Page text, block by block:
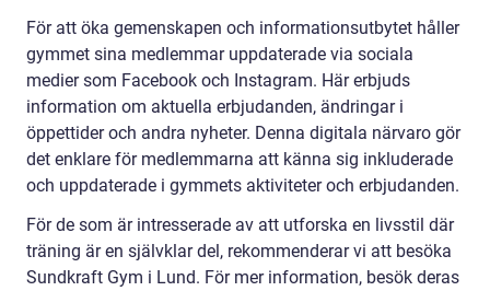
För att öka gemenskapen och informationsutbytet håller
gymmet sina medlemmar uppdaterade via sociala
medier som Facebook och Instagram. Här erbjuds
information om aktuella erbjudanden, ändringar i
öppettider och andra nyheter. Denna digitala närvaro gör
det enklare för medlemmarna att känna sig inkluderade
och uppdaterade i gymmets aktiviteter och erbjudanden.
För de som är intresserade av att utforska en livsstil där
träning är en självklar del, rekommenderar vi att besöka
Sundkraft Gym i Lund. För mer information, besök deras